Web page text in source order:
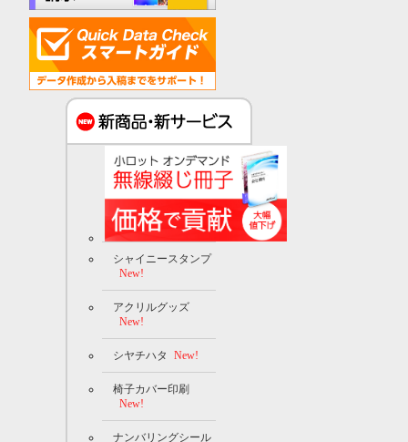
シャイニースタンプ
New!
アクリルグッズ
New!
シヤチハタ New!
椅子カバー印刷
New!
ナンバリングシール